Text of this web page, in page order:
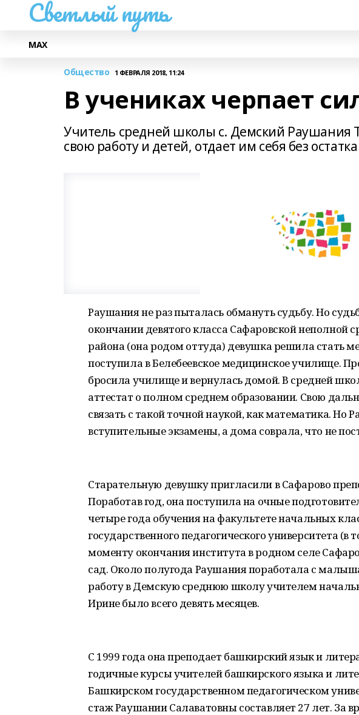
Светлый путь
МАХ
Общество 1 ФЕВРАЛЯ 2018, 11:24
В учениках черпает
Учитель средней школы с. Демский Раушания
свою работу и детей, отдает им себя без остатка
Раушания не раз пыталась обмануть судьбу. Но
окончании девятого класса Сафаровской неполной
района (она родом оттуда) девушка решила стать
поступила в Белебеевское медицинское училище.
бросила училище и вернулась домой. В средней
аттестат о полном среднем образовании. Свою
связать с такой точной наукой, как математика. Но
вступительные экзамены, а дома соврала, что не
Старательную девушку пригласили в Сафарово
Поработав год, она поступила на очные
четыре года обучения на факультете начальных
государственного педагогического университета (в
моменту окончания института в родном селе
сад. Около полугода Раушания поработала с
работу в Демскую среднюю школу учителем
Ирине было всего девять месяцев.
С 1999 года она преподает башкирский язык и
годичные курсы учителей башкирского языка и
Башкирском государственном педагогическом
стаж Раушании Салаватовны составляет 27 лет. За